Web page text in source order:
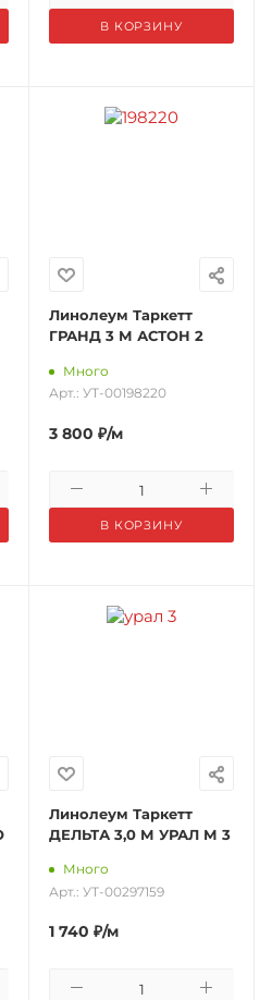
В КОРЗИНУ
Линолеум Таркетт
ГРАНД 3 М АСТОН 2
Много
Арт.: УТ-00198220
3 800 ₽/м
В КОРЗИНУ
Линолеум Таркетт
ДЕЛЬТА 3,0 М УРАЛ М 3
Много
Арт.: УТ-00297159
1 740 ₽/м